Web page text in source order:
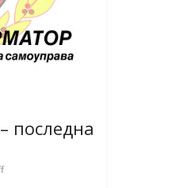
последна